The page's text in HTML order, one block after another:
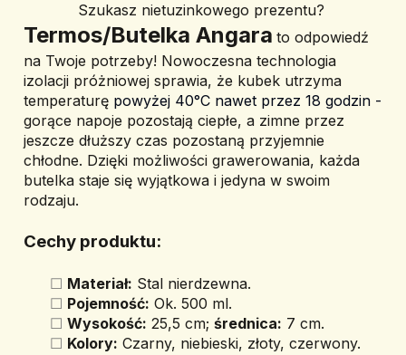
Szukasz nietuzinkowego prezentu?
Termos/Butelka Angara to odpowiedź
na Twoje potrzeby! Nowoczesna technologia
izolacji próżniowej sprawia, że kubek utrzyma
temperaturę powyżej 40°C nawet przez 18 godzin -
gorące napoje pozostają ciepłe, a zimne przez
jeszcze dłuższy czas pozostaną przyjemnie
chłodne. Dzięki możliwości grawerowania, każda
butelka staje się wyjątkowa i jedyna w swoim
rodzaju.
Cechy produktu:
Materiał: Stal nierdzewna.
Pojemność: Ok. 500 ml.
Wysokość: 25,5 cm; średnica: 7 cm.
Kolory: Czarny, niebieski, złoty, czerwony.